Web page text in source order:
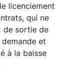
licenciement
qui ne
de sortie de
et
à la baisse